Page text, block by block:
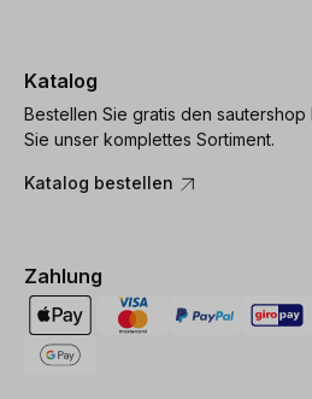
Katalog
Bestellen Sie gratis den
Sie unser komplettes Sortiment.
Katalog bestellen
Zahlung